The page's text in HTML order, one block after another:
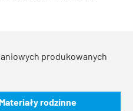
produkowanych
Materiały rodzinne